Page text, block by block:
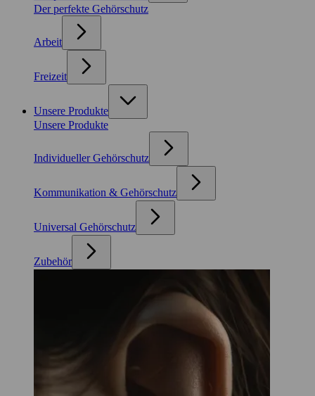
Der perfekte Gehörschutz
Arbeit
Freizeit
Unsere Produkte
Unsere Produkte
Individueller Gehörschutz
Kommunikation & Gehörschutz
Universal Gehörschutz
Zubehör